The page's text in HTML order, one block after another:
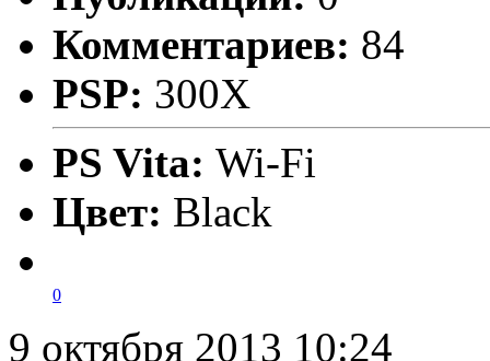
Комментариев: 84
PSP: 300X
PS Vita: Wi-Fi
Цвет: Black
0
9 октября 2013 10:24